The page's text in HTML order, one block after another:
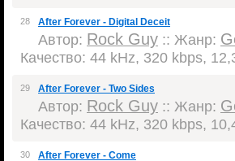
28 After Forever - Digital Deceit
Автор: Rock Guy :: Жанр:
Качество: 44 kHz, 320 kbps,
29 After Forever - Two Sides
Автор: Rock Guy :: Жанр:
Качество: 44 kHz, 320 kbps,
30 After Forever - Come